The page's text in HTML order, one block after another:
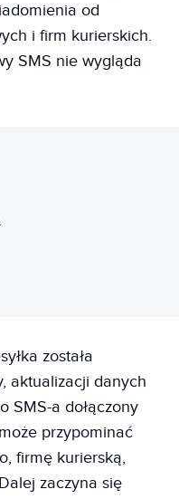
od
i firm kurierskich.
SMS nie wygląda
została
aktualizacji danych
SMS-a dołączony
przypominać
firmę kurierską,
zaczyna się